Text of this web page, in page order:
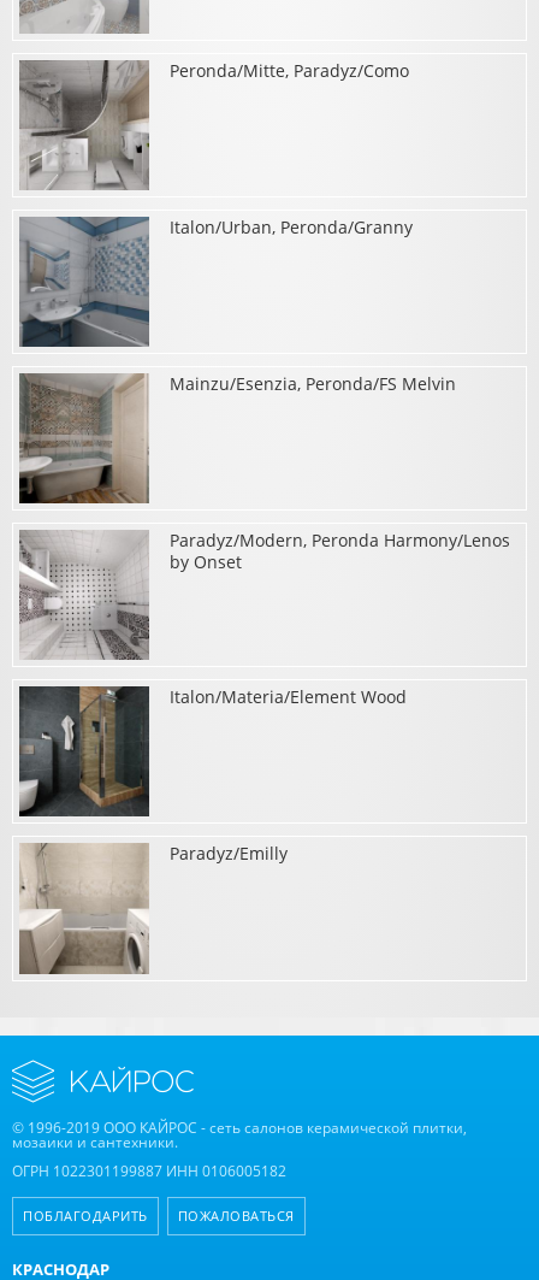
о Cifre/Cromatica/AdobePeronda/Mitte, Paradyz/Como
о Peronda/Mitte, Paradyz/ComoItalon/Urban, Peronda/Granny
о Italon/Urban, Peronda/GrannyMainzu/Esenzia, Peronda/FS Melvin
о Mainzu/Esenzia, Peronda/FS Melvin
Paradyz/Modern, Peronda Harmony/Lenos
by Onset
о Paradyz/Modern, Peronda Harmony/Lenos by Onset
Italon/Materia/Element Wood
о Italon/Materia/Element Wood
Paradyz/Emilly
© 1996-2019 ООО КАЙРОС - сеть салонов керамической плитки,
мозаики и сантехники.
ОГРН 1022301199887 ИНН 0106005182
ПОБЛАГОДАРИТЬ ПОЖАЛОВАТЬСЯ
КРАСНОДАР